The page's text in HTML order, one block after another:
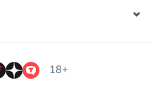
18+